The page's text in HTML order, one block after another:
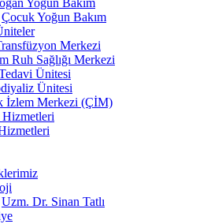
Çocuk Yoğun Bakım
Merkezi
Ruh Sağlığı Merkezi
Ünitesi
Ünitesi
İzlem Merkezi (ÇİM)
Hizmetleri
Uzm. Dr. Sinan Tatlı